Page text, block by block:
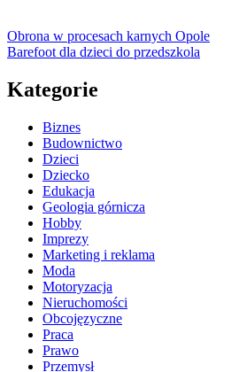
Obrona w procesach karnych Opole
Barefoot dla dzieci do przedszkola
Kategorie
Biznes
Budownictwo
Dzieci
Dziecko
Edukacja
Geologia górnicza
Hobby
Imprezy
Marketing i reklama
Moda
Motoryzacja
Nieruchomości
Obcojęzyczne
Praca
Prawo
Przemysł